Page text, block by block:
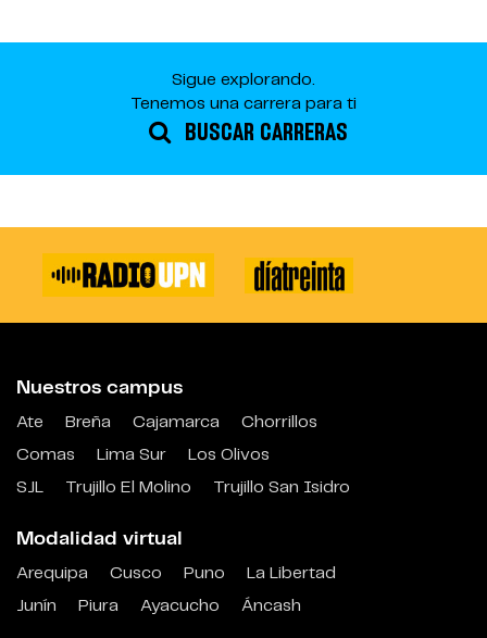
Sigue explorando.
Tenemos una carrera para ti
BUSCAR CARRERAS
Nuestros campus
Ate Breña Cajamarca
Chorrillos
Comas
Lima Sur
Los Olivos
SJL
Trujillo El Molino Trujillo San Isidro
Modalidad virtual
Arequipa Cusco Puno
La Libertad
Junín
Piura Ayacucho Áncash